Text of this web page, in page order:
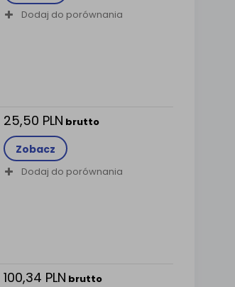
Dodaj do porównania
25,50 PLN brutto
Zobacz
Dodaj do porównania
100,34 PLN brutto